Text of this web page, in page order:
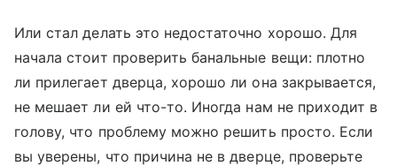
Или стал делать это недостаточно хорошо. Для
начала стоит проверить банальные вещи: плотно
ли прилегает дверца, хорошо ли она закрывается,
не мешает ли ей что-то. Иногда нам не приходит в
голову, что проблему можно решить просто. Если
вы уверены, что причина не в дверце, проверьте